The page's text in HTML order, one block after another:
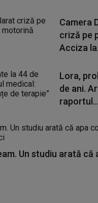
Camera
criză pe
Acciza
Lora,
de ani.
raportul...
Un studiu arată că